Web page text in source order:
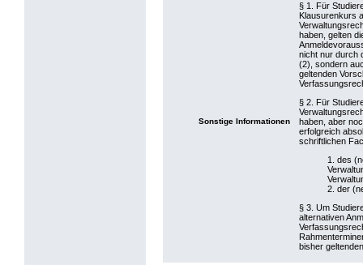
Sonstige Informationen
§ 1. Für
Klausurenkurs
haben, gelten
nicht nur durch
(2), sondern
geltenden
§ 2. Für
haben, aber
erfolgreich
schriftlichen
1. des
2. der
§ 3. Um
alternativen
bisher